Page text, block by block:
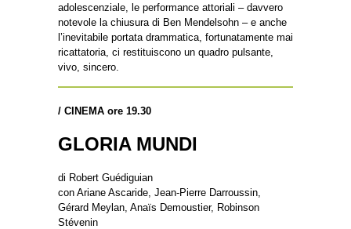
adolescenziale, le performance attoriali – davvero
notevole la chiusura di Ben Mendelsohn – e anche
l’inevitabile portata drammatica, fortunatamente mai
ricattatoria, ci restituiscono un quadro pulsante,
vivo, sincero.
/ CINEMA ore 19.30
GLORIA MUNDI
di Robert Guédiguian
con Ariane Ascaride, Jean-Pierre Darroussin,
Gérard Meylan, Anaïs Demoustier, Robinson
Stévenin